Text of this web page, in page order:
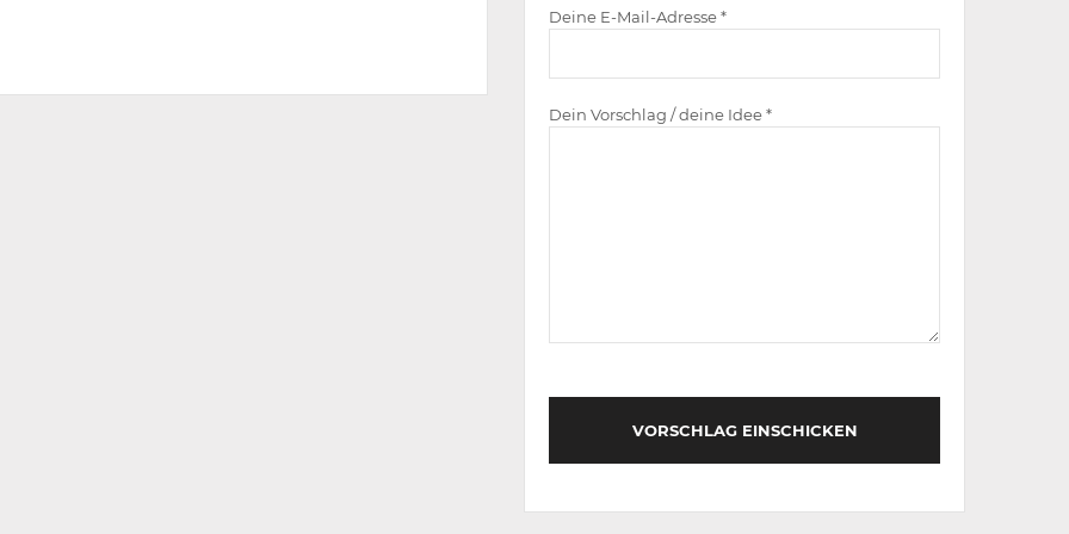
Deine E-Mail-Adresse *
Dein Vorschlag / deine Idee *